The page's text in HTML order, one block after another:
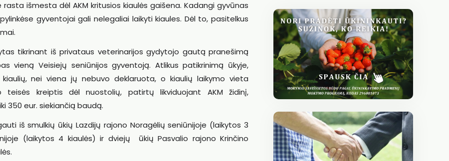
išmesta dėl AKM kritusios kiaulės gaišena. Kadangi gyvūnas
gyventojai gali nelegaliai laikyti kiaules. Dėl to, pasitelkus
tikrinant iš privataus veterinarijos gydytojo gautą pranešimą
vieną Veisiejų seniūnijos gyventoją. Atlikus patikrinimą ūkyje,
nei viena jų nebuvo deklaruota, o kiaulių laikymo vieta
kreiptis dėl nuostolių, patirtų likviduojant AKM židinį,
350 eur. siekiančią baudą.
iš smulkių ūkių Lazdijų rajono Noragėlių seniūnijoje (laikytos 3
(laikytos 4 kiaulės) ir dviejų ūkių Pasvalio rajono Krinčino